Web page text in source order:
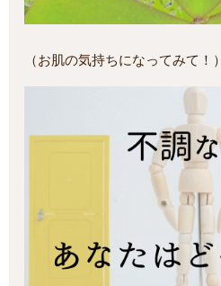
（お肌の気持ちになってみて！）